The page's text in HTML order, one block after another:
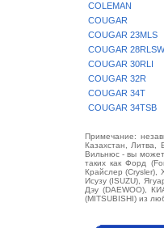
COLEMAN
COUGAR
COUGAR 23MLS
COUGAR
COUGAR 30RLI
COUGAR 32R
COUGAR 34T
COUGAR 34TSB
Примечание:
Казахстан, Литва,
Вильнюс - вы
таких как Форд
Крайслер (Crysler),
Исузу (ISUZU),
Дэу (DAEWOO),
(MITSUBISHI) из